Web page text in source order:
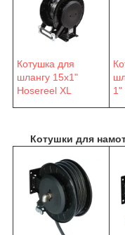
Котушка для
шлангу 15х1"
Hosereel XL
1"
Котушки для